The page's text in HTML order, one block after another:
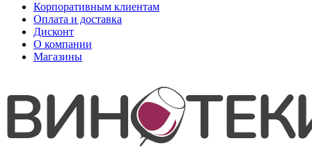
Корпоративным клиентам
Оплата и доставка
Дисконт
О компании
Магазины